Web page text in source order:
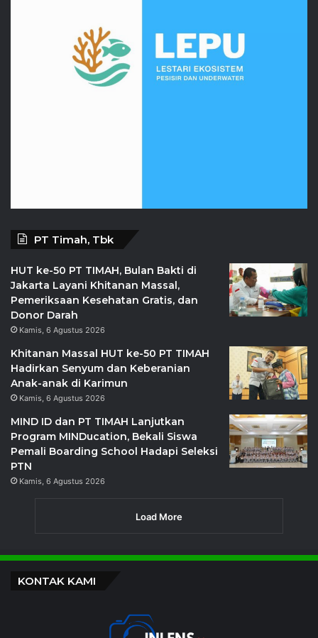
PT Timah, Tbk
HUT ke-50 PT TIMAH, Bulan Bakti di
Jakarta Layani Khitanan Massal,
Pemeriksaan Kesehatan Gratis, dan
Donor Darah
Kamis, 6 Agustus 2026
Khitanan Massal HUT ke-50 PT TIMAH
Hadirkan Senyum dan Keberanian
Anak-anak di Karimun
Kamis, 6 Agustus 2026
MIND ID dan PT TIMAH Lanjutkan
Program MINDucation, Bekali Siswa
Pemali Boarding School Hadapi Seleksi
PTN
Kamis, 6 Agustus 2026
Load More
KONTAK KAMI